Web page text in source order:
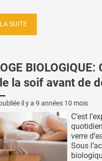
SUITE
la soif avant de
il y a 9 années 10 mois
C’est
verre
Sous